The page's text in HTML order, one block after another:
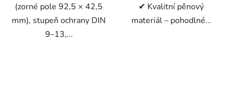
(zorné pole 92,5 × 42,5
mm), stupeň ochrany DIN
9–13,...
✔ Kvalitní pěnový
materiál – pohodlné...